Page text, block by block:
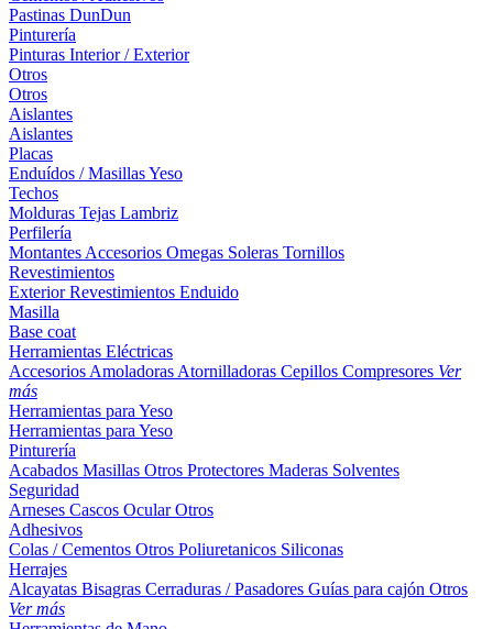
Pastinas DunDun
Pinturería
Pinturas Interior / Exterior
Otros
Otros
Aislantes
Aislantes
Placas
Enduídos / MasillasYeso
Techos
Molduras Tejas Lambriz
Perfilería
Montantes Accesorios Omegas Soleras Tornillos
Revestimientos
ExteriorRevestimientos Enduido
Masilla
Base coat
Herramientas Eléctricas
Accesorios Amoladoras Atornilladoras Cepillos Compresores Ver
más
Herramientas para Yeso
Herramientas para Yeso
Pinturería
Acabados Masillas Otros Protectores Maderas Solventes
Seguridad
Arneses Cascos OcularOtros
Adhesivos
Colas / Cementos Otros Poliuretanicos Siliconas
Herrajes
Alcayatas Bisagras Cerraduras / Pasadores Guías para cajón Otros
Ver más